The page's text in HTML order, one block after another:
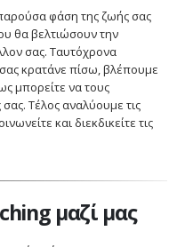
φάση της ζωής σας
θα βελτιώσουν την
σας. Ταυτόχρονα
κρατάνε πίσω, βλέπουμε
μπορείτε να τους
Τέλος αναλύουμε τις
και διεκδικείτε τις
μαζί μας